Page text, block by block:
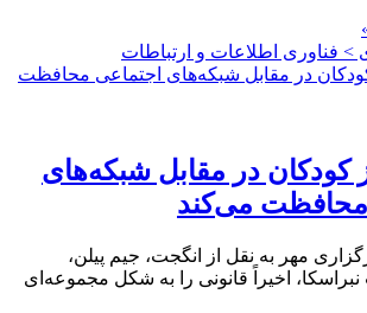
> فناوری اطلاعات و ارتباطات
کودکان در مقابل شبکه‌های
محافظت می‌کند
مهر به نقل از انگجت، جیم پیلن،
نبراسکا، اخیراً قانونی را به شکل مجموعه‌ای